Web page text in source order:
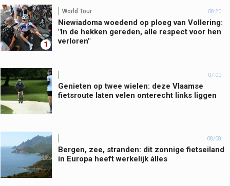
1
World Tour 08:20
Niewiadoma woedend op ploeg van Vollering:
"In de hekken gereden, alle respect voor hen
verloren"
07:00
Genieten op twee wielen: deze Vlaamse
fietsroute laten velen onterecht links liggen
08/08
Bergen, zee, stranden: dit zonnige fietseiland
in Europa heeft werkelijk álles